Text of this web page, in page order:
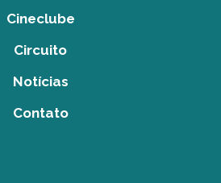
Cineclube
Circuito
Notícias
Contato